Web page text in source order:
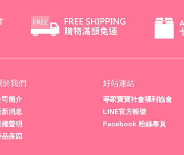
於我們
司簡介
新消息
權聲明
品保固
好站連結
等家寶寶社會福利協會
LINE官方帳號
Facebook 粉絲專頁